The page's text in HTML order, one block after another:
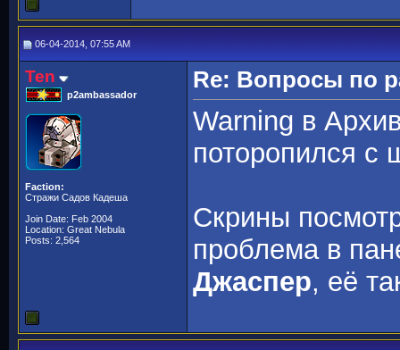
06-04-2014, 07:55 AM
Ten
p2ambassador
Faction:
Стражи Садов Кадеша
Join Date: Feb 2004
Location: Great Nebula
Posts: 2,564
Re: Вопросы по
Warning в
поторопился с
Скрины
проблема в
Джаспер, её